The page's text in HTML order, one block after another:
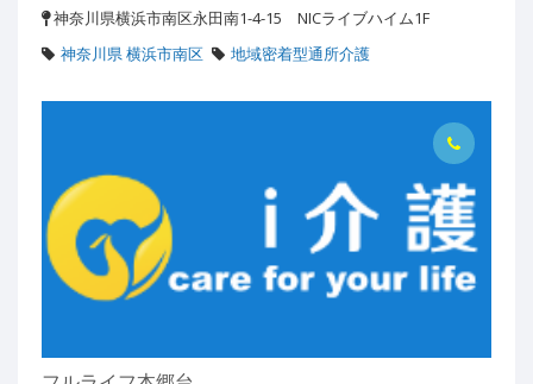
神奈川県横浜市南区永田南1-4-15 NICライブハイム1F
神奈川県 横浜市南区
地域密着型通所介護